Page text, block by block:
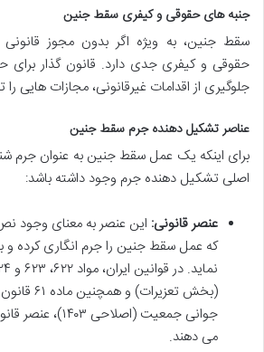
جنبه های حقوقی و کیفری سقط جنین
سقط جنین، به ویژه اگر بدون مجوز
حقوقی و کیفری جدی دارد. قانون گذار
جلوگیری از اقدامات غیرقانونی، مجازات هایی
عناصر تشکیل دهنده جرم سقط جنین
برای اینکه یک عمل سقط جنین به عنوان جرم
اصلی تشکیل دهنده جرم وجود داشته باشد:
عنصر قانونی: این عنصر به معنای وجود
که عمل سقط جنین را جرم انگاری کرده و
(بخش
جوانی جمعیت
می دهند.